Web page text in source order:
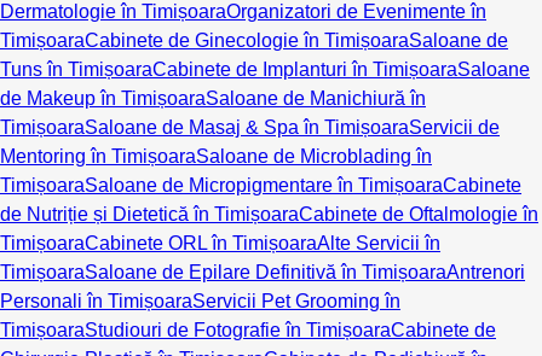
Dermatologie în TimișoaraOrganizatori de Evenimente în
TimișoaraCabinete de Ginecologie în TimișoaraSaloane de
Tuns în TimișoaraCabinete de Implanturi în TimișoaraSaloane
de Makeup în TimișoaraSaloane de Manichiură în
TimișoaraSaloane de Masaj & Spa în TimișoaraServicii de
Mentoring în TimișoaraSaloane de Microblading în
TimișoaraSaloane de Micropigmentare în TimișoaraCabinete
de Nutriție și Dietetică în TimișoaraCabinete de Oftalmologie în
TimișoaraCabinete ORL în TimișoaraAlte Servicii în
TimișoaraSaloane de Epilare Definitivă în TimișoaraAntrenori
Personali în TimișoaraServicii Pet Grooming în
TimișoaraStudiouri de Fotografie în TimișoaraCabinete de